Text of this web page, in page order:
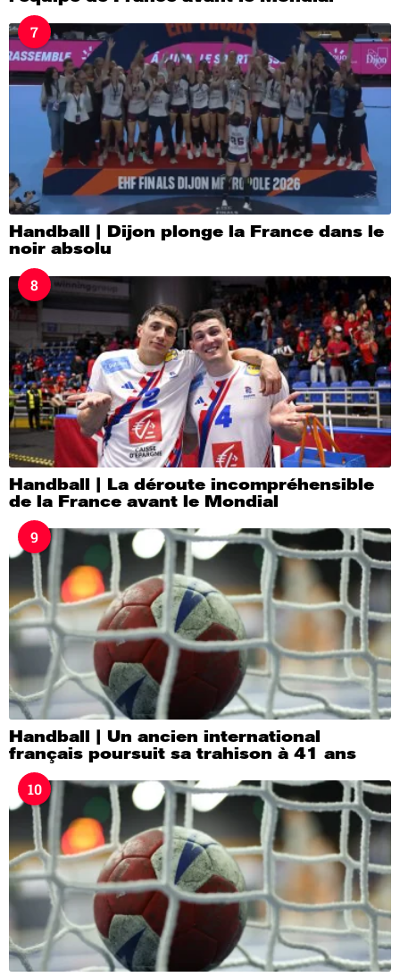
7
Handball | Dijon plonge la France dans le
noir absolu
8
Handball | La déroute incompréhensible
de la France avant le Mondial
9
Handball | Un ancien international
français poursuit sa trahison à 41 ans
10